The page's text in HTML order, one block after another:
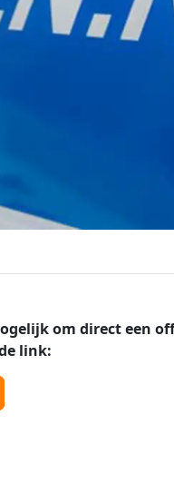
om direct een
link: